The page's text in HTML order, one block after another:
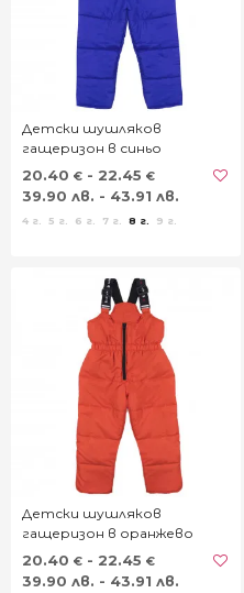
Детски шушляков
гащеризон в синьо
20.40 € - 22.45 €
39.90 лв. - 43.91 лв.
4 г. 5 г. 6 г. 7 г. 8 г. 9 г.
Детски шушляков
гащеризон в оранжево
20.40 € - 22.45 €
39.90 лв. - 43.91 лв.